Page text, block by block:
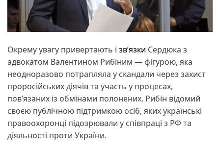
Окрему увагу привертають і зв’язки Сердюка з
адвокатом Валентином Рибіним — фігурою, яка
неодноразово потрапляла у скандали через захист
проросійських діячів та участь у процесах,
пов’язаних із обмінами полонених. Рибін відомий
своєю публічною підтримкою осіб, яких українські
правоохоронці підозрювали у співпраці з РФ та
діяльності проти України.